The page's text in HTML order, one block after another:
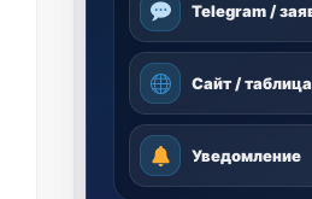
Telegram /
Сайт / таблица
Уведомление